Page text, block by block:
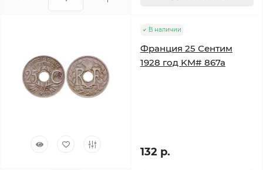
В наличии
Франция 25 Сентим
1928 год KM# 867a
132 р.